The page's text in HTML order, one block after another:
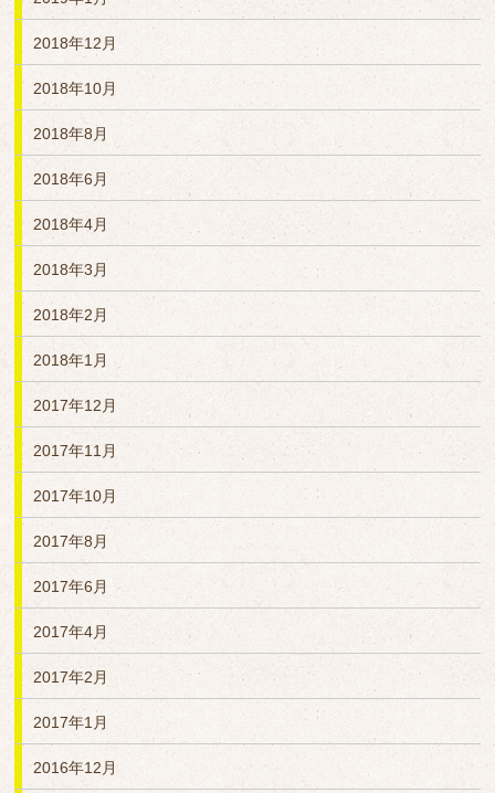
2018年12月
2018年10月
2018年8月
2018年6月
2018年4月
2018年3月
2018年2月
2018年1月
2017年12月
2017年11月
2017年10月
2017年8月
2017年6月
2017年4月
2017年2月
2017年1月
2016年12月